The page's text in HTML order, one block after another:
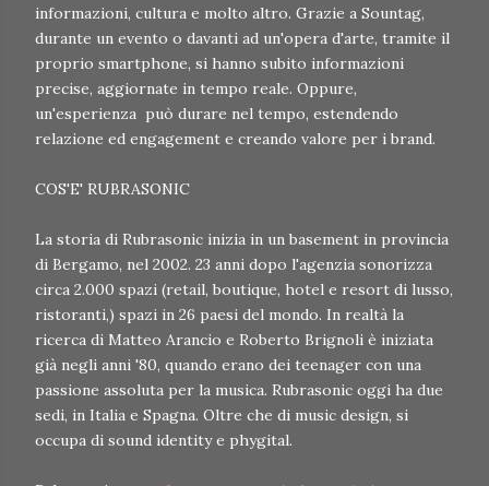
informazioni, cultura e molto altro. Grazie a Sountag,
durante un evento o davanti ad un'opera d'arte, tramite il
proprio smartphone, si hanno subito informazioni
precise, aggiornate in tempo reale. Oppure,
un'esperienza può durare nel tempo, estendendo
relazione ed engagement e creando valore per i brand.
COS'E' RUBRASONIC
La storia di Rubrasonic inizia in un basement in provincia
di Bergamo, nel 2002. 23 anni dopo l'agenzia sonorizza
circa 2.000 spazi (retail, boutique, hotel e resort di lusso,
ristoranti,) spazi in 26 paesi del mondo. In realtà la
ricerca di Matteo Arancio e Roberto Brignoli è iniziata
già negli anni '80, quando erano dei teenager con una
passione assoluta per la musica. Rubrasonic oggi ha due
sedi, in Italia e Spagna. Oltre che di music design, si
occupa di sound identity e phygital.